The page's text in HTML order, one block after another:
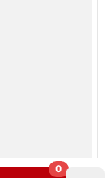
0